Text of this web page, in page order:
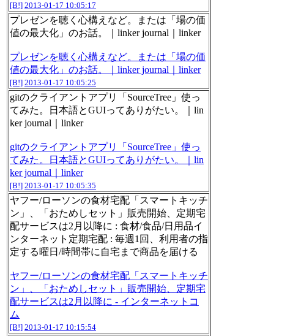
[B!] 2013-01-17 10:05:17
プレゼンを聴く心構えなど。または「場の価
値の最大化」のお話。｜linker journal｜linker
プレゼンを聴く心構えなど。または「場の価
値の最大化」のお話。｜linker journal｜linker
[B!] 2013-01-17 10:05:25
gitのクライアントアプリ「SourceTree」使っ
てみた。日本語とGUIってありがたい。｜lin
ker journal｜linker
gitのクライアントアプリ「SourceTree」使っ
てみた。日本語とGUIってありがたい。｜lin
ker journal｜linker
[B!] 2013-01-17 10:05:35
ヤフー/ローソンの食材宅配「スマートキッチ
ン」、「おためしセット」販売開始、定期宅
配サービスは2月以降に : 食材/食品/日用品イ
ンターネット定期宅配 : 毎週1回、利用者の指
定する曜日/時間帯に自宅まで商品を届ける
ヤフー/ローソンの食材宅配「スマートキッチ
ン」、「おためしセット」販売開始、定期宅
配サービスは2月以降に - インターネットコ
ム
[B!] 2013-01-17 10:15:54